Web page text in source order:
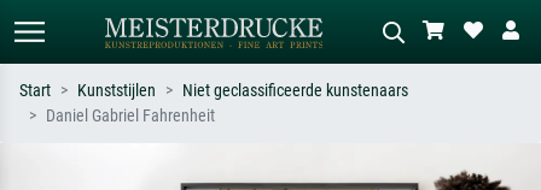
Beschrijf de scène – bijv. groene
Start Kunststijlen
Niet geclassificeerde kunstenaars
Daniel Gabriel Fahrenheit